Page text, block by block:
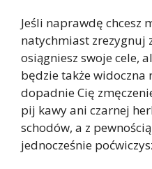
Jeśli naprawdę chcesz
natychmiast zrezygnuj
osiągniesz swoje cele,
będzie także widoczna
dopadnie Cię
pij kawy ani czarnej
schodów, a z
jednocześnie